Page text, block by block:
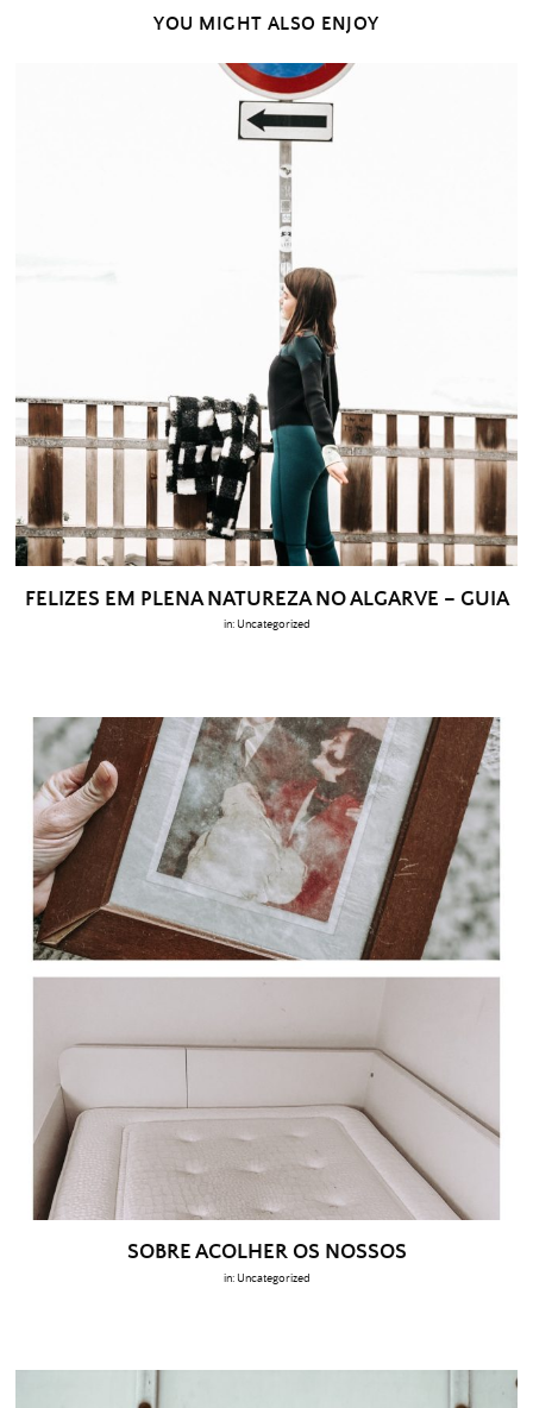
YOU MIGHT ALSO ENJOY
FELIZES EM PLENA NATUREZA NO ALGARVE – GUIA
in: Uncategorized
SOBRE ACOLHER OS NOSSOS
in: Uncategorized